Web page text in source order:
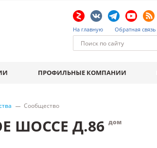
На главную Обратная связь
ПРОФИЛЬНЫЕ КОМПАНИИ
Сообщество
ШОССЕ Д.86 дом